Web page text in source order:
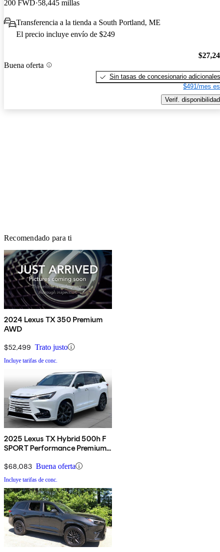
200 FWD 58,445 millas
Transferencia a la tienda a South Portland, ME
El precio incluye envío de $249
Buena oferta
Sin tasas de concesionario adicionales
$491/mes
Verif. disponibilidad
Recomendado para ti
2024 Lexus TX 350 Premium
AWD
$52,499 Trato justo
Incluye tarifas de conc.
2025 Lexus TX Hybrid 500h F
SPORT Performance Premium
$68,083 Buena oferta
Incluye tarifas de conc.